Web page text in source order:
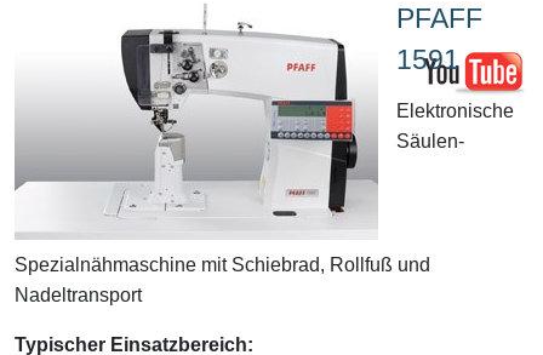
PFAFF
1591
Elektronische
Säulen-
Spezialnähmaschine mit Schiebrad, Rollfuß und
Nadeltransport
Typischer Einsatzbereich: